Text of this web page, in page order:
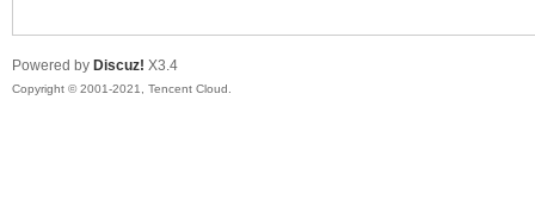
网
Powered by Discuz! X3.4
Copyright © 2001-2021, Tencent Cloud.